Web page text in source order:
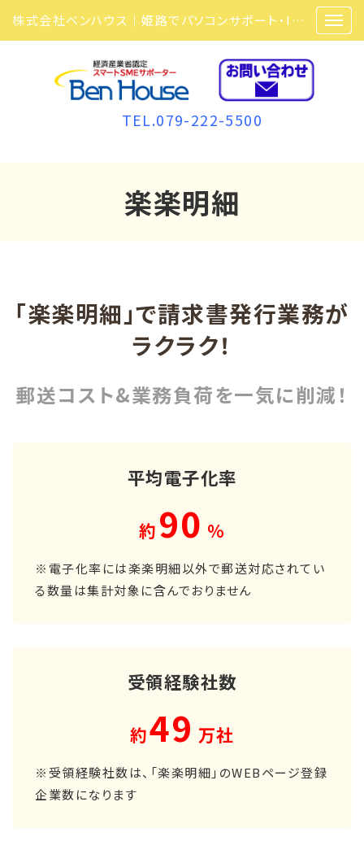
株式会社ベンハウス｜姫路でパソコンサポート・ITサポート・ITセキュリティ・複合機・ビジネスフォンなら弊社にお任せ
TEL.079-222-5500
楽楽明細
「楽楽明細」で請求書発行業務が
ラクラク！
郵送コスト&業務負荷を一気に削減！
平均電子化率
約 90 ％
※電子化率には楽楽明細以外で郵送対応されてい
る数量は集計対象に含んでおりません
受領経験社数
約49 万社
※受領経験社数は、「楽楽明細」のWEBページ登録
企業数になります